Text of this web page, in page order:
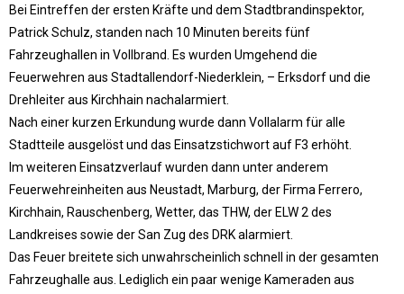
Bei Eintreffen der ersten Kräfte und dem Stadtbrandinspektor,
Patrick Schulz, standen nach 10 Minuten bereits fünf
Fahrzeughallen in Vollbrand. Es wurden Umgehend die
Feuerwehren aus Stadtallendorf-Niederklein, – Erksdorf und die
Drehleiter aus Kirchhain nachalarmiert.
Nach einer kurzen Erkundung wurde dann Vollalarm für alle
Stadtteile ausgelöst und das Einsatzstichwort auf F3 erhöht.
Im weiteren Einsatzverlauf wurden dann unter anderem
Feuerwehreinheiten aus Neustadt, Marburg, der Firma Ferrero,
Kirchhain, Rauschenberg, Wetter, das THW, der ELW 2 des
Landkreises sowie der San Zug des DRK alarmiert.
Das Feuer breitete sich unwahrscheinlich schnell in der gesamten
Fahrzeughalle aus. Lediglich ein paar wenige Kameraden aus